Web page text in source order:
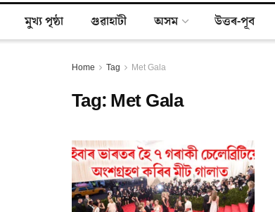
মুখ্য পৃষ্ঠা গুৱাহাটী অসম উত্তৰ-পূব
Home Tag Met Gala
Tag:Met Gala